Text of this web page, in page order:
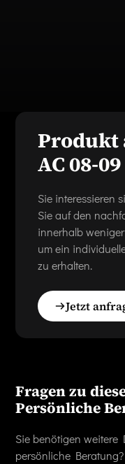
Produkt
AC 08-09
Sie interessieren
Sie auf den
innerhalb
um ein
zu erhalten.
Jetzt
Fragen zu
Persönliche
Sie benötigen weitere
persönliche